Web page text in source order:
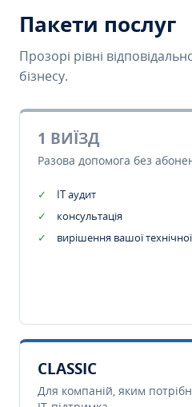
Пакети послуг
Прозорі рівні
бізнесу.
1 ВИЇЗД
Разова допомога без
IT аудит
консультація
вирішення вашої
CLASSIC
Для компаній, яким